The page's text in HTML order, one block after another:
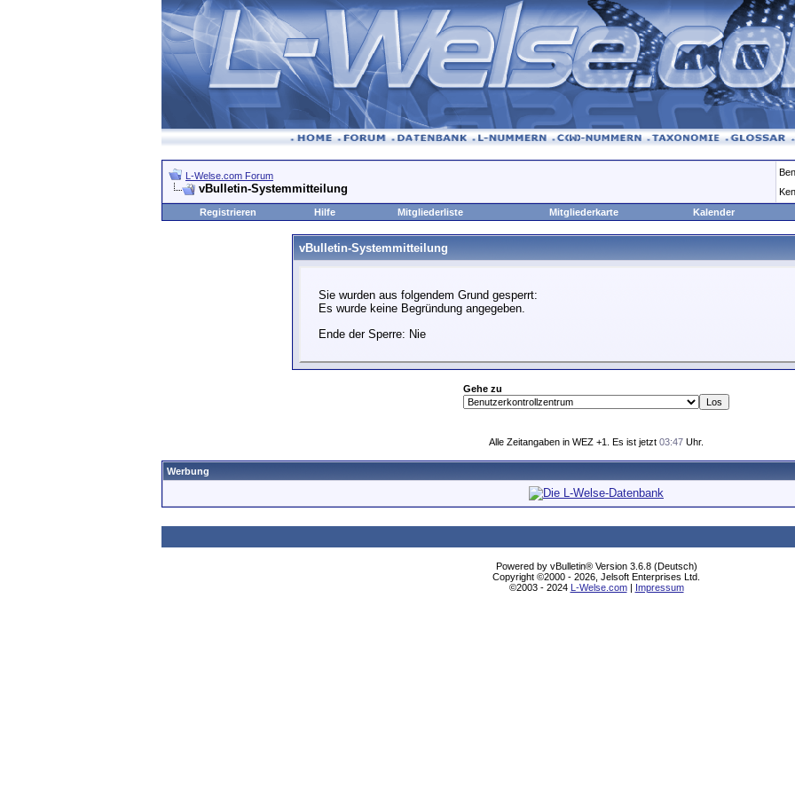
L-Welse.com Forum
vBulletin-Systemmitteilung
Registrieren
Hilfe Mitgliederliste Mitgliederkarte Kalender
vBulletin-Systemmitteilung
Sie wurden aus folgendem Grund gesperrt:
Es wurde keine Begründung angegeben.
Ende der Sperre: Nie
Gehe zu
Alle Zeitangaben in WEZ +1. Es ist jetzt 03:47 Uhr.
Werbung
Powered by vBulletin® Version 3.6.8 (Deutsch)
Copyright ©2000 - 2026, Jelsoft Enterprises Ltd.
©2003 - 2024 L-Welse.com| Impressum